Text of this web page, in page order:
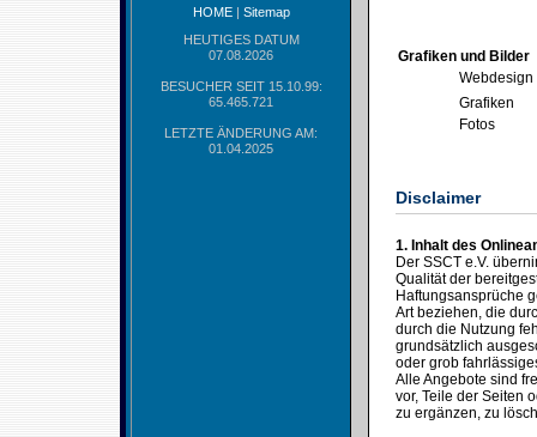
HOME| Sitemap
HEUTIGES DATUM
07.08.2026
BESUCHER SEIT 15.10.99:
65.465.721
LETZTE ÄNDERUNG AM:
01.04.2025
Grafiken und Bilder
Webdesign
Grafiken
Fotos
Disclaimer
1. Inhalt des
Der SSCT e.V.
Qualität der
Haftungsansprüche
Art beziehen, die
durch die Nutzung
grundsätzlich
oder grob
Alle Angebote sind
vor, Teile der Seiten
zu ergänzen, zu